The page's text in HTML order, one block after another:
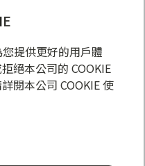
安心
司及代辦業務，也未與代辦
提款卡或實體信用卡，請提
理性理財最安心。總費用年
，仍以各合作商家提供之商
Consumer Finance
提供更好的用戶體
絕本公司的 COOKIE
閱本公司 COOKIE 使